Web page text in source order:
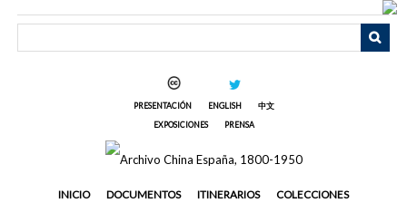
PRESENTACIÓN ENGLISH
中文
EXPOSICIONES
PRENSA
INICIO DOCUMENTOS ITINERARIOS
COLECCIONES